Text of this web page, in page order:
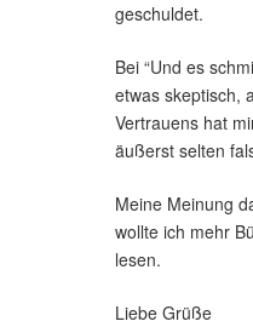
geschuldet.
Bei “Und es
etwas skeptisch,
Vertrauens hat
äußerst selten
Meine Meinung
wollte ich mehr
lesen.
Liebe Grüße